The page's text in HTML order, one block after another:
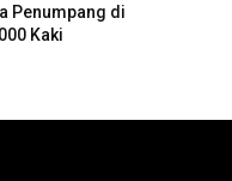
Penumpang di
Kaki